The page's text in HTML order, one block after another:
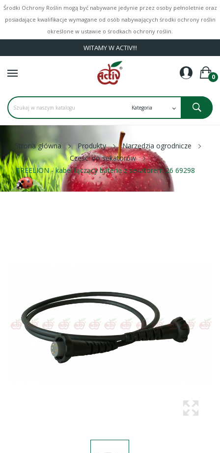
Środki Ochrony Roślin mogą być nabywane jedynie przez osoby pełnoletnie oraz
posiadające kwalifikacje wymagane od osób nabywających środki ochrony roślin
określone w ustawie o środkach ochrony roślin.
WITAMY W ACTIV!!!
0
Strona główna Produkty
Narzędzia ogrodnicze
Części do sekatorów
TREELION - kabel łączący baterię z sekatorem 26 69298